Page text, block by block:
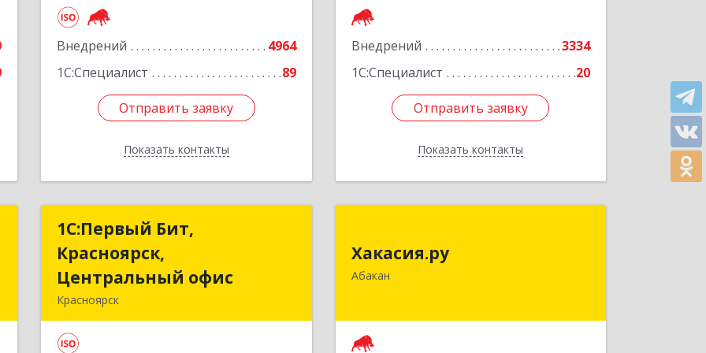
Внедрений
4964
1С:Специалист
89
Отправить заявку
Показать контакты
Отправить заявку
Назад
Внедрений
3334
1С:Специалист
20
Отправить заявку
Показать контакты
Отправить заявку
Назад
1С:Первый Бит,
Красноярск,
Центральный офис
Красноярск
1С:Первый Бит,
Центральный офис
Хакасия.ру
Абакан
655017, Хакасия Респ, Абакан г,
Подробнее